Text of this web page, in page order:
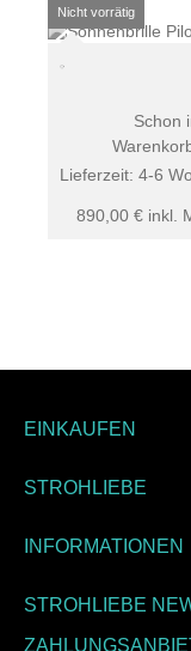
890,00 € inkl.
Lieferzeit: 4-6
Schon
EINKAUFEN
STROHLIEBE
INFORMATIONEN
STROHLIEBE